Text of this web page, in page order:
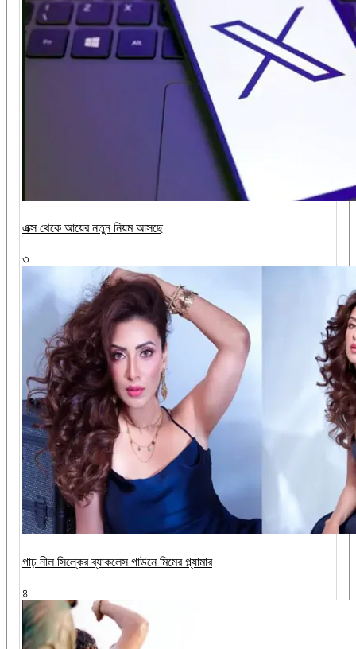
এক্স থেকে আয়ের নতুন নিয়ম আসছে
৩
গাঢ় নীল সিল্কের ব্যাকলেস গাউনে মিমের গ্ল্যামার
৪